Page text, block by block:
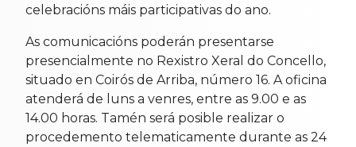
celebracións máis participativas do ano.
As comunicacións poderán presentarse
presencialmente no Rexistro Xeral do Concello,
situado en Coirós de Arriba, número 16. A oficina
atenderá de luns a venres, entre as 9.00 e as
14.00 horas. Tamén será posible realizar o
procedemento telematicamente durante as 24